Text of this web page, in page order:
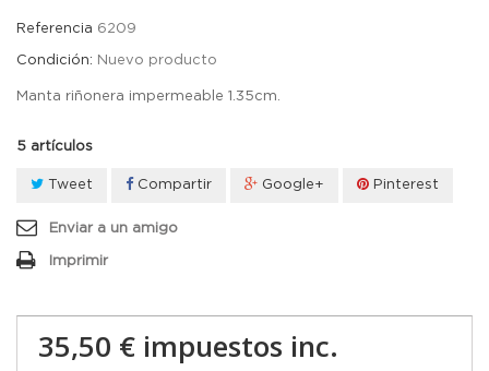
Referencia 6209
Condición: Nuevo producto
Manta riñonera impermeable 1.35cm.
5 artículos
Tweet Compartir Google+ Pinterest
Enviar a un amigo
Imprimir
35,50 € impuestos inc.